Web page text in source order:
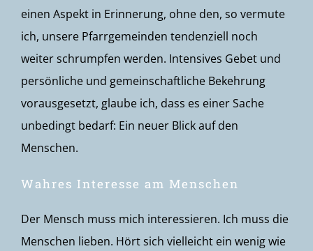
einen Aspekt in Erinnerung, ohne den, so vermute
ich, unsere Pfarrgemeinden tendenziell noch
weiter schrumpfen werden. Intensives Gebet und
persönliche und gemeinschaftliche Bekehrung
vorausgesetzt, glaube ich, dass es einer Sache
unbedingt bedarf: Ein neuer Blick auf den
Menschen.
Wahres Interesse am Menschen
Der Mensch muss mich interessieren. Ich muss die
Menschen lieben. Hört sich vielleicht ein wenig wie